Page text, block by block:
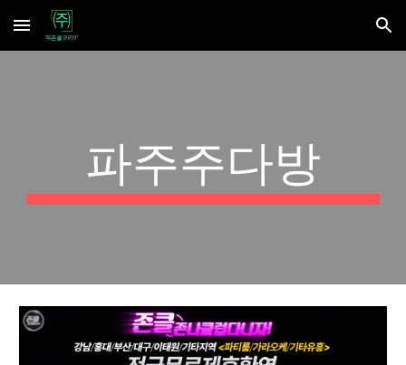
Skip to main content Skip to navigation
파주주다방